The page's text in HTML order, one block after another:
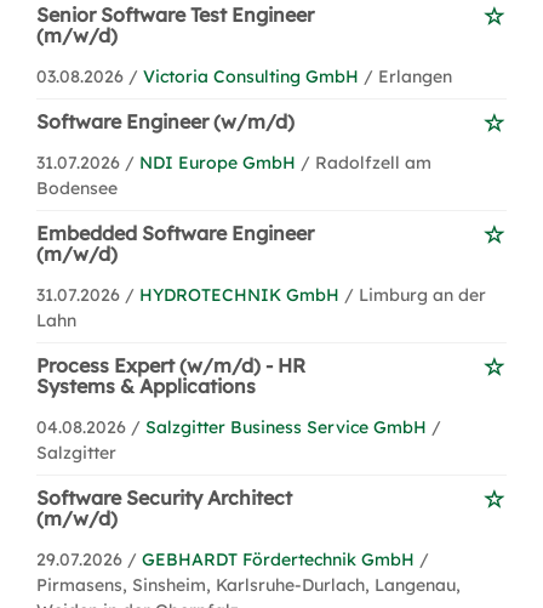
Senior Software Test Engineer
(m/w/d)
03.08.2026 / Victoria Consulting GmbH / Erlangen
Software Engineer (w/m/d)
31.07.2026 / NDI Europe GmbH / Radolfzell am
Bodensee
Embedded Software Engineer
(m/w/d)
31.07.2026 / HYDROTECHNIK GmbH / Limburg an der
Lahn
Process Expert (w/m/d) - HR
Systems & Applications
04.08.2026 / Salzgitter Business Service GmbH /
Salzgitter
Software Security Architect
(m/w/d)
29.07.2026 / GEBHARDT Fördertechnik GmbH /
Pirmasens, Sinsheim, Karlsruhe-Durlach, Langenau,